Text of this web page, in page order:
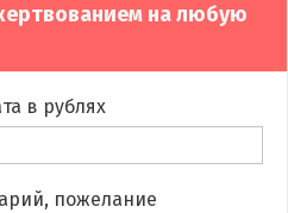
на любую
в рублях
пожелание